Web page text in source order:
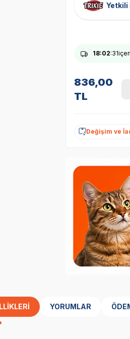
Yetkili
18:02:30
836,00
TL
Değişim ve
YORUMLAR